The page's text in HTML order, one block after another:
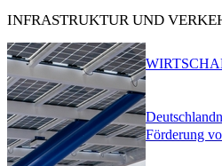
INFRASTRUKTUR UND
Förderung